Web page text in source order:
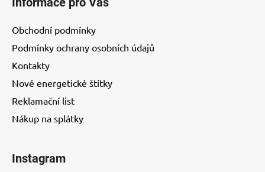
Obchodní podmínky
Podmínky ochrany osobních údajů
Kontakty
Nové energetické štítky
Reklamační list
Nákup na splátky
Instagram